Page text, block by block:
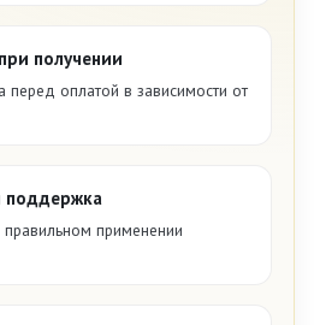
получении
перед оплатой в зависимости от
поддержка
применении